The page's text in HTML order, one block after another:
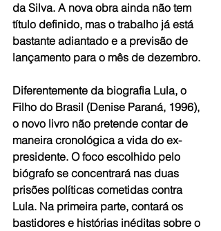
da Silva. A nova obra ainda não tem
título definido, mas o trabalho já está
bastante adiantado e a previsão de
lançamento para o mês de dezembro.
Diferentemente da biografia Lula, o
Filho do Brasil (Denise Paraná, 1996),
o novo livro não pretende contar de
maneira cronológica a vida do ex-
presidente. O foco escolhido pelo
biógrafo se concentrará nas duas
prisões políticas cometidas contra
Lula. Na primeira parte, contará os
bastidores e histórias inéditas sobre o